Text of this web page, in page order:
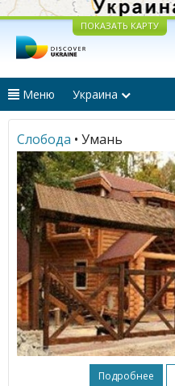
ПОКАЗАТЬ КАРТУ
Меню Украина
Слобода • Умань
Подробнее